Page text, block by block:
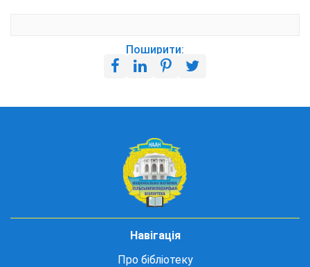
Поширити:
Навігація
Про бібліотеку